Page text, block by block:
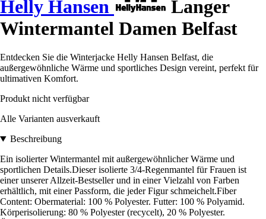
Helly Hansen
Langer
Wintermantel Damen Belfast
Entdecken Sie die Winterjacke Helly Hansen Belfast, die
außergewöhnliche Wärme und sportliches Design vereint, perfekt für
ultimativen Komfort.
Produkt nicht verfügbar
Alle Varianten ausverkauft
Beschreibung
Ein isolierter Wintermantel mit außergewöhnlicher Wärme und
sportlichen Details.Dieser isolierte 3/4-Regenmantel für Frauen ist
einer unserer Allzeit-Bestseller und in einer Vielzahl von Farben
erhältlich, mit einer Passform, die jeder Figur schmeichelt.Fiber
Content: Obermaterial: 100 % Polyester. Futter: 100 % Polyamid.
Körperisolierung: 80 % Polyester (recycelt), 20 % Polyester.